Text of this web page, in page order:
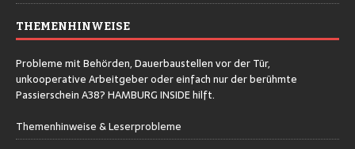
THEMENHINWEISE
Probleme mit Behörden, Dauerbaustellen vor der Tür,
unkooperative Arbeitgeber oder einfach nur der berühmte
Passierschein A38? HAMBURG INSIDE hilft.
Themenhinweise & Leserprobleme